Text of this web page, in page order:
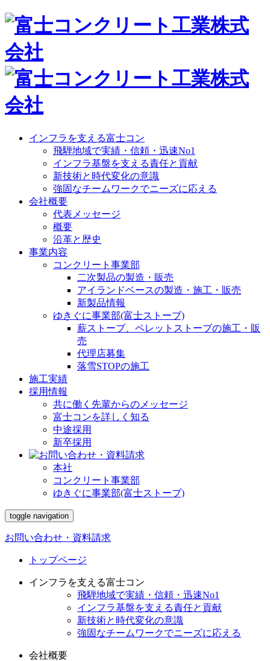
インフラを支える富士コン
飛騨地域で実績・信頼・迅速No1
インフラ基盤を支える責任と貢献
新技術と時代変化の意識
強固なチームワークでニーズに応える
会社概要
代表メッセージ
概要
沿革と歴史
事業内容
コンクリート事業部
二次製品の製造・販売
アイランドベースの製造・施工・販売
新製品情報
ゆきぐに事業部(富士ストーブ)
薪ストーブ、ペレットストーブの施工・販
売
代理店募集
落雪STOPの施工
施工実績
採用情報
共に働く先輩からのメッセージ
富士コンを詳しく知る
中途採用
新卒採用
本社
コンクリート事業部
ゆきぐに事業部(富士ストーブ)
toggle navigation
お問い合わせ・資料請求
トップページ
インフラを支える富士コン
飛騨地域で実績・信頼・迅速No1
インフラ基盤を支える責任と貢献
新技術と時代変化の意識
強固なチームワークでニーズに応える
会社概要